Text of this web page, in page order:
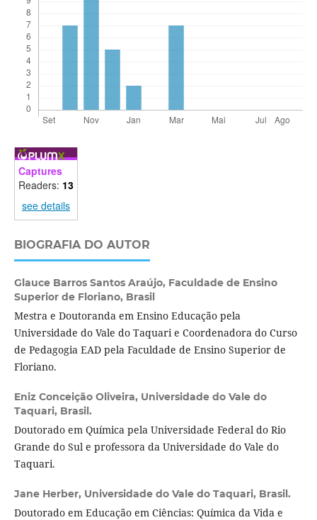
Captures
Readers: 13
see details
BIOGRAFIA DO AUTOR
Glauce Barros Santos Araújo, Faculdade de Ensino
Superior de Floriano, Brasil
Mestra e Doutoranda em Ensino Educação pela
Universidade do Vale do Taquari e Coordenadora do Curso
de Pedagogia EAD pela Faculdade de Ensino Superior de
Floriano.
Eniz Conceição Oliveira, Universidade do Vale do
Taquari, Brasil.
Doutorado em Química pela Universidade Federal do Rio
Grande do Sul e professora da Universidade do Vale do
Taquari.
Jane Herber, Universidade do Vale do Taquari, Brasil.
Doutorado em Educação em Ciências: Química da Vida e